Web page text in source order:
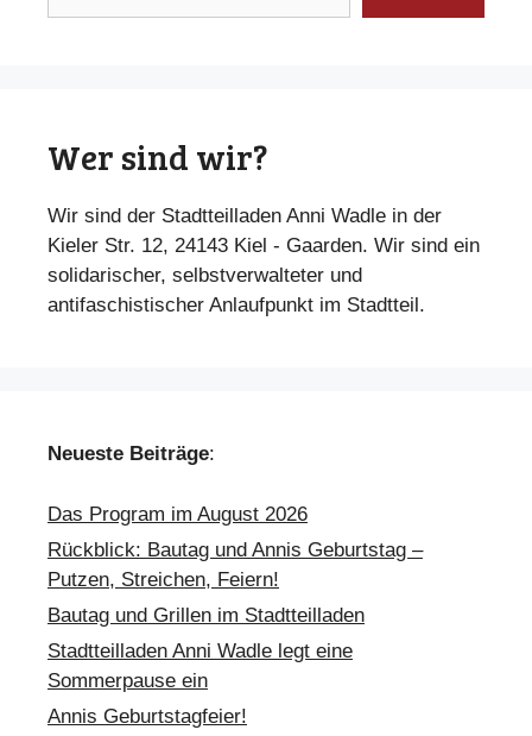
Wer sind wir?
Wir sind der Stadtteilladen Anni Wadle in der
Kieler Str. 12, 24143 Kiel - Gaarden. Wir sind ein
solidarischer, selbstverwalteter und
antifaschistischer Anlaufpunkt im Stadtteil.
Neueste Beiträge:
Das Program im August 2026
Rückblick: Bautag und Annis Geburtstag –
Putzen, Streichen, Feiern!
Bautag und Grillen im Stadtteilladen
Stadtteilladen Anni Wadle legt eine
Sommerpause ein
Annis Geburtstagfeier!